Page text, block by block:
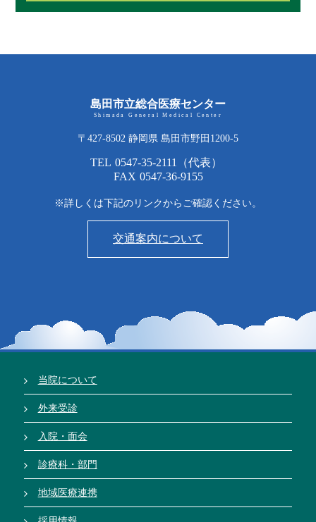
島田市立総合医療センター
Shimada General Medical Center
〒427-8502 静岡県 島田市野田1200-5
TEL 0547-35-2111
（代表）
FAX 0547-36-9155
※詳しくは下記のリンクからご確認ください。
交通案内について
当院について
外来受診
入院・面会
診療科・部門
地域医療連携